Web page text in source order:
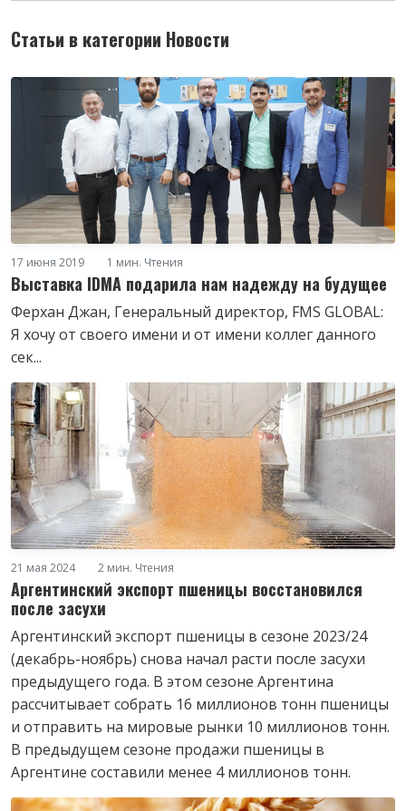
Статьи в категории Новости
17 июня 2019 1 мин. Чтения
Выставка IDMA подарила нам надежду на будущее
Ферхан Джан, Генеральный директор, FMS GLOBAL:
Я хочу от своего имени и от имени коллег данного
сек...
21 мая 2024 2 мин. Чтения
Аргентинский экспорт пшеницы восстановился
после засухи
Аргентинский экспорт пшеницы в сезоне 2023/24
(декабрь-ноябрь) снова начал расти после засухи
предыдущего года. В этом сезоне Аргентина
рассчитывает собрать 16 миллионов тонн пшеницы
и отправить на мировые рынки 10 миллионов тонн.
В предыдущем сезоне продажи пшеницы в
Аргентине составили менее 4 миллионов тонн.